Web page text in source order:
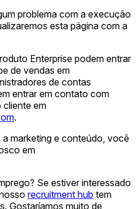
problema com a execução
esta página com a
Enterprise podem entrar
de vendas em
de contas
entrar em contato com
cliente em
.
marketing e conteúdo, você
em
Se estiver interessado
recruitment hub tem
Gostaríamos muito de